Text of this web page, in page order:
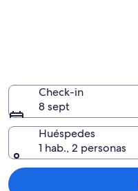
Check-in
8 sept
Huéspedes
1 hab., 2 personas